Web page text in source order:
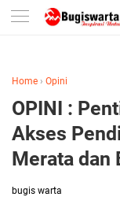
-->
Home › Opini
OPINI :
Akses
Merata dan
bugis warta